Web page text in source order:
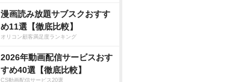
漫画読み放題サブスクおすす
め11選【徹底比較】
オリコン顧客満足度ランキング
2026年動画配信サービスおす
すめ40選【徹底比較】
CS動画配信サービス20選